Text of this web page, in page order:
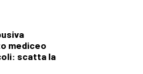
mediceo
scatta la